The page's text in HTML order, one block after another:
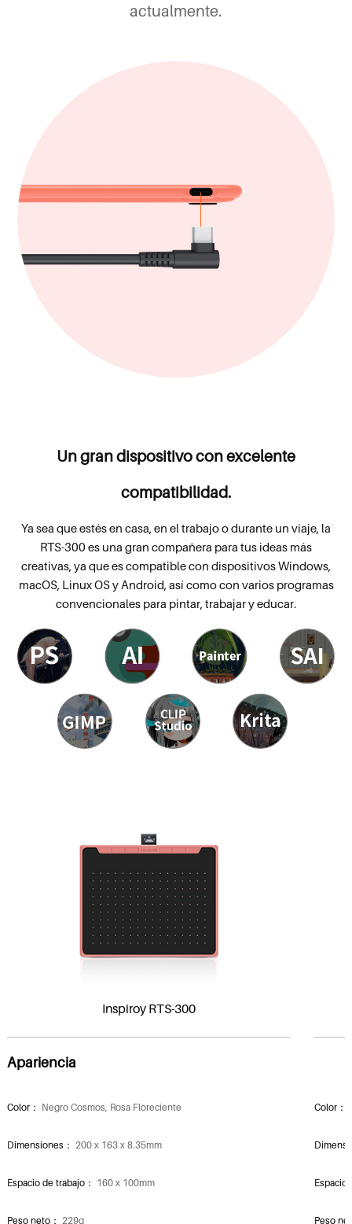
actualmente.
Un gran dispositivo con excelente
compatibilidad.
Ya sea que estés en casa, en el trabajo o durante un viaje, la
RTS-300 es una gran compañera para tus ideas más
creativas, ya que es compatible con dispositivos Windows,
macOS, Linux OS y Android, así como con varios programas
convencionales para pintar, trabajar y educar.
Inspiroy RTS-300
Apariencia
Color： Negro Cosmos, Rosa Floreciente
Dimensiones： 200 x 163 x 8.35mm
Espacio de trabajo： 160 x 100mm
Peso neto： 229g
Color：
Espacio
Peso